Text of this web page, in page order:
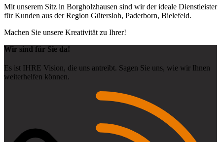
Mit unserem Sitz in Borgholzhausen sind wir der ideale Dienstleister
für Kunden aus der Region Gütersloh, Paderborn, Bielefeld.
Machen Sie unsere Kreativität zu Ihrer!
Wir sind für Sie da!
Es ist IHRE Vision, die uns antreibt. Sagen Sie uns, wie wir Ihnen
weiterhelfen können.